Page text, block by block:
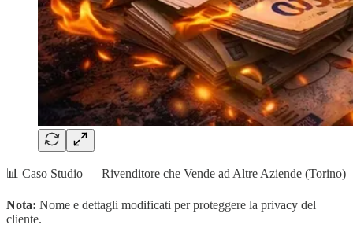
📊 Caso Studio — Rivenditore che Vende ad Altre Aziende (Torino)
Nota: Nome e dettagli modificati per proteggere la privacy del
cliente.